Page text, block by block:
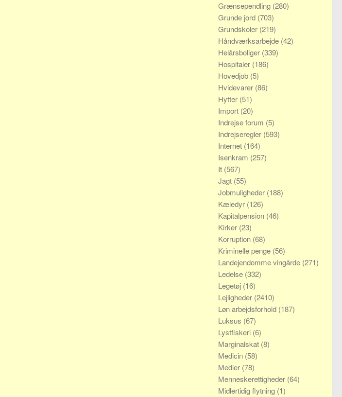
Grænsependling (280)
Grunde jord (703)
Grundskoler (219)
Håndværksarbejde (42)
Helårsboliger (339)
Hospitaler (186)
Hovedjob (5)
Hvidevarer (86)
Hytter (51)
Import (20)
Indrejse forum (5)
Indrejseregler (593)
Internet (164)
Isenkram (257)
It (567)
Jagt (55)
Jobmuligheder (188)
Kæledyr (126)
Kapitalpension (46)
Kirker (23)
Korruption (68)
Kriminelle penge (56)
Landejendomme vingårde (271)
Ledelse (332)
Legetøj (16)
Lejligheder (2410)
Løn arbejdsforhold (187)
Luksus (67)
Lystfiskeri (6)
Marginalskat (8)
Medicin (58)
Medier (78)
Menneskerettigheder (64)
Midlertidig flytning (1)